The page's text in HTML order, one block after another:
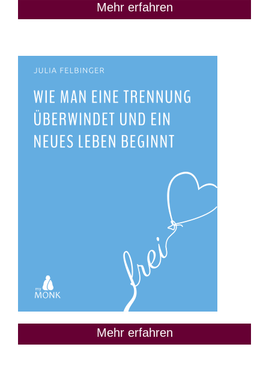
Mehr erfahren
Mehr erfahren